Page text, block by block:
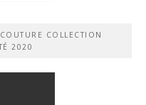
COLLECTION
2020